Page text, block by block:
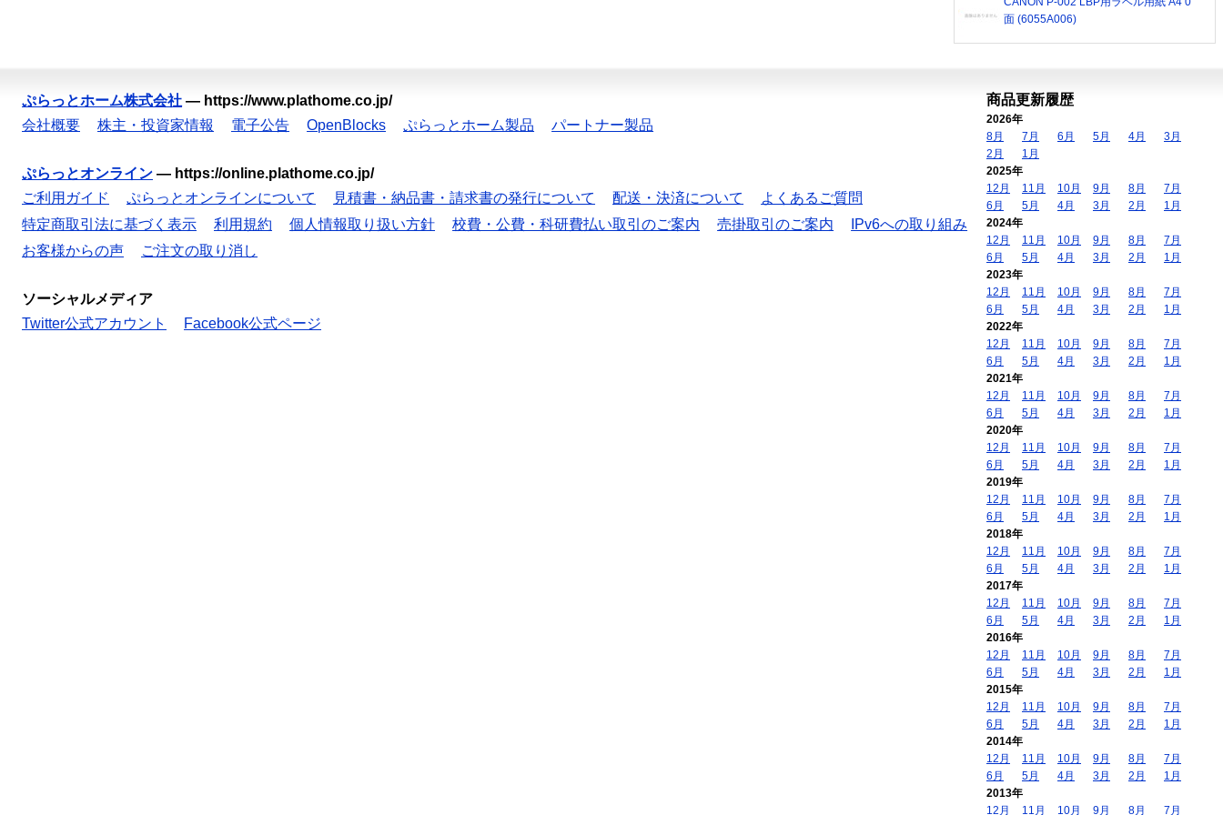
面 (6055A006)
ぷらっとホーム株式会社 — https://www.plathome.co.jp/
会社概要
株主・投資家情報 電子公告 OpenBlocks ぷらっとホーム製品 パートナー製品
ぷらっとオンライン — https://online.plathome.co.jp/
ご利用ガイド
ぷらっとオンラインについて 見積書・納品書・請求書の発行について 配送・決済について
よくあるご質問
特定商取引法に基づく表示
利用規約 個人情報取り扱い方針 校費・公費・科研費払い取引のご案内 売掛取引のご案内
IPv6への取り組み
お客様からの声
ご注文の取り消し
ソーシャルメディア
Twitter公式アカウント
Facebook公式ページ
商品更新履歴
2026年
8月
7月 6月 5月 4月
3月
2月
1月
2025年
12月
11月 10月 9月 8月
7月
6月
5月 4月 3月 2月
1月
2024年
12月
11月 10月 9月 8月
7月
6月
5月 4月 3月 2月
1月
2023年
12月
11月 10月 9月 8月
7月
6月
5月 4月 3月 2月
1月
2022年
12月
11月 10月 9月 8月
7月
6月
5月 4月 3月 2月
1月
2021年
12月
11月 10月 9月 8月
7月
6月
5月 4月 3月 2月
1月
2020年
12月
11月 10月 9月 8月
7月
6月
5月 4月 3月 2月
1月
2019年
12月
11月 10月 9月 8月
7月
6月
5月 4月 3月 2月
1月
2018年
12月
11月 10月 9月 8月
7月
6月
5月 4月 3月 2月
1月
2017年
12月
11月 10月 9月 8月
7月
6月
5月 4月 3月 2月
1月
2016年
12月
11月 10月 9月 8月
7月
6月
5月 4月 3月 2月
1月
2015年
12月
11月 10月 9月 8月
7月
6月
5月 4月 3月 2月
1月
2014年
12月
11月 10月 9月 8月
7月
6月
5月 4月 3月 2月
1月
2013年
12月
11月 10月 9月 8月 7月